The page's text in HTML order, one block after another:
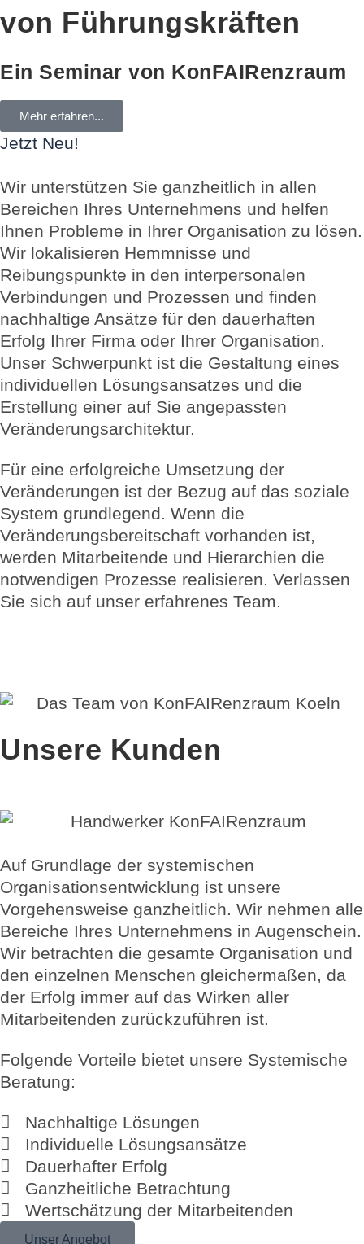
von Führungskräften
Ein Seminar von KonFAIRenzraum
Mehr erfahren...
Jetzt Neu!
Wir unterstützen Sie ganzheitlich in allen
Bereichen Ihres Unternehmens und helfen
Ihnen Probleme in Ihrer Organisation zu lösen.
Wir lokalisieren Hemmnisse und
Reibungspunkte in den interpersonalen
Verbindungen und Prozessen und finden
nachhaltige Ansätze für den dauerhaften
Erfolg Ihrer Firma oder Ihrer Organisation.
Unser Schwerpunkt ist die Gestaltung eines
individuellen Lösungsansatzes und die
Erstellung einer auf Sie angepassten
Veränderungsarchitektur.
Für eine erfolgreiche Umsetzung der
Veränderungen ist der Bezug auf das soziale
System grundlegend. Wenn die
Veränderungsbereitschaft vorhanden ist,
werden Mitarbeitende und Hierarchien die
notwendigen Prozesse realisieren. Verlassen
Sie sich auf unser erfahrenes Team.
Unsere Kunden
Auf Grundlage der systemischen
Organisationsentwicklung ist unsere
Vorgehensweise ganzheitlich. Wir nehmen alle
Bereiche Ihres Unternehmens in Augenschein.
Wir betrachten die gesamte Organisation und
den einzelnen Menschen gleichermaßen, da
der Erfolg immer auf das Wirken aller
Mitarbeitenden zurückzuführen ist.
Folgende Vorteile bietet unsere Systemische
Beratung:
Nachhaltige Lösungen
Individuelle Lösungsansätze
Dauerhafter Erfolg
Ganzheitliche Betrachtung
Wertschätzung der Mitarbeitenden
Unser Angebot